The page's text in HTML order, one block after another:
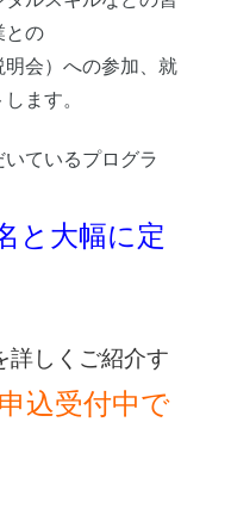
との
明会）への参加、就
ます。
ているプログラ
と大幅に定
詳しくご紹介す
込受付中で